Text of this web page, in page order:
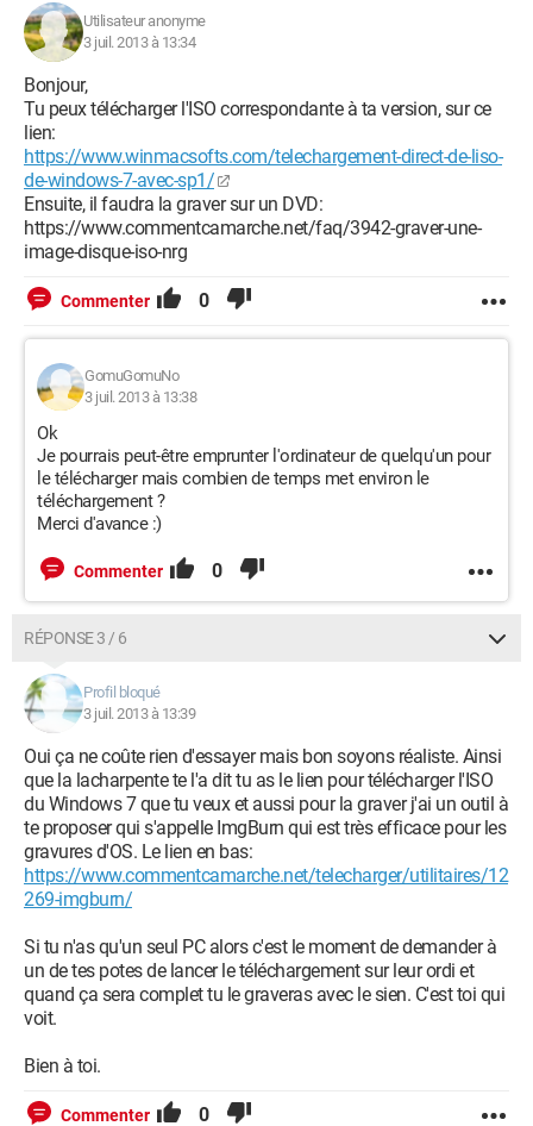
Utilisateur anonyme
3 juil. 2013 à 13:34
Bonjour,
Tu peux télécharger l'ISO correspondante à ta version, sur ce
lien:
https://www.winmacsofts.com/telechargement-direct-de-liso-
de-windows-7-avec-sp1/
Ensuite, il faudra la graver sur un DVD:
https://www.commentcamarche.net/faq/3942-graver-une-
image-disque-iso-nrg
Commenter 0
GomuGomuNo
3 juil. 2013 à 13:38
Ok
Je pourrais peut-être emprunter l'ordinateur de quelqu'un pour
le télécharger mais combien de temps met environ le
téléchargement ?
Merci d'avance :)
Commenter 0
RÉPONSE 3 / 6
Profil bloqué
3 juil. 2013 à 13:39
Oui ça ne coûte rien d'essayer mais bon soyons réaliste. Ainsi
que la lacharpente te l'a dit tu as le lien pour télécharger l'ISO
du Windows 7 que tu veux et aussi pour la graver j'ai un outil à
te proposer qui s'appelle ImgBurn qui est très efficace pour les
gravures d'OS. Le lien en bas:
https://www.commentcamarche.net/telecharger/utilitaires/12
269-imgburn/
Si tu n'as qu'un seul PC alors c'est le moment de demander à
un de tes potes de lancer le téléchargement sur leur ordi et
quand ça sera complet tu le graveras avec le sien. C'est toi qui
voit.
Bien à toi.
Commenter 0